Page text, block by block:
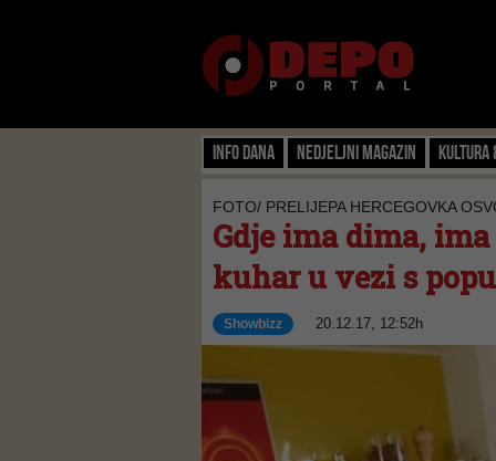
Info dana Nedjeljni magazin Kultura
FOTO/ PRELIJEPA HERCEGOVKA
Gdje ima dima,
kuhar u vezi s
Showbizz 20.12.17, 12:52h